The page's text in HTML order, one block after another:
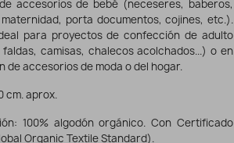
accesorios de bebé (neceseres, baberos,
porta documentos, cojines, etc.).
para proyectos de confección de adulto
faldas, camisas, chalecos acolchados...) o en
de accesorios de moda o del hogar.
cm. aprox.
100% algodón orgánico. Con Certificado
Organic Textile Standard).